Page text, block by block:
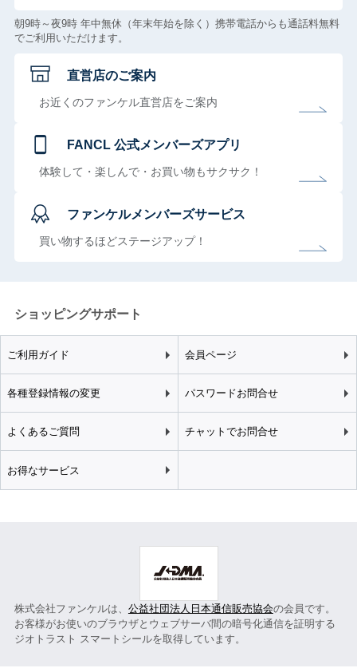
朝9時～夜9時 年中無休（年末年始を除く）携帯電話からも通話料無料
でご利用いただけます。
直営店のご案内
お近くのファンケル直営店をご案内
FANCL 公式メンバーズアプリ
体験して・楽しんで・お買い物もサクサク！
ファンケルメンバーズサービス
買い物するほどステージアップ！
ショッピングサポート
ご利用ガイド 会員ページ
各種登録情報の変更 パスワードお問合せ
よくあるご質問 チャットでお問合せ
お得なサービス
株式会社ファンケルは、 公益社団法人日本通信販売協会の会員です。
お客様がお使いのブラウザとウェブサーバ間の暗号化通信を証明する
ジオトラスト スマートシールを取得しています。